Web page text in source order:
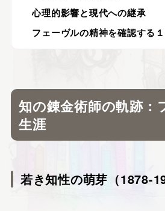
心理的影響と現代への継承
フェーヴルの精神を確認する
知の錬金術師の軌跡：
生涯
若き知性の萌芽（1878-